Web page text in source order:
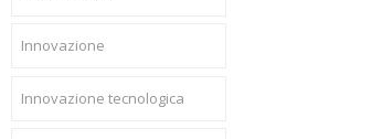
Innovazione
Innovazione tecnologica